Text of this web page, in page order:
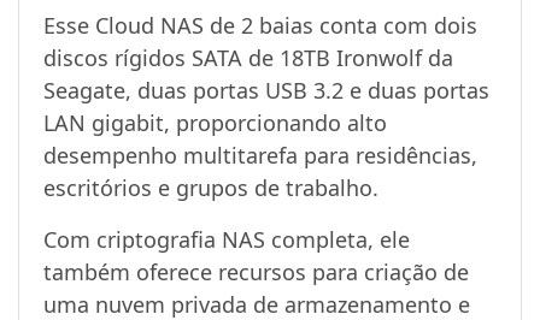
Esse Cloud NAS de 2 baias conta com dois
discos rígidos SATA de 18TB Ironwolf da
Seagate, duas portas USB 3.2 e duas portas
LAN gigabit, proporcionando alto
desempenho multitarefa para residências,
escritórios e grupos de trabalho.
Com criptografia NAS completa, ele
também oferece recursos para criação de
uma nuvem privada de armazenamento e